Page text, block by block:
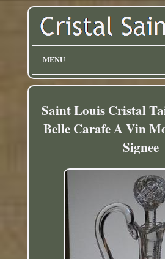
MENU
Saint Louis Cristal
Belle Carafe A Vin
Signee